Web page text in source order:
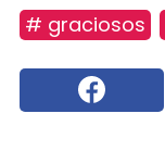
# graciosos